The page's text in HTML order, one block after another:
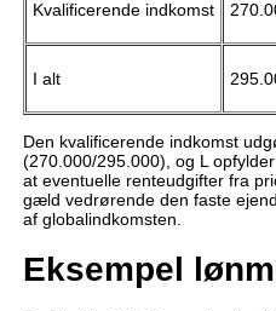
Kvalificerende indkomst
I alt
Den kvalificerende indkomst
(270.000/295.000), og L
at eventuelle renteudgifter fra
gæld vedrørende den faste
af globalindkomsten.
Eksempel